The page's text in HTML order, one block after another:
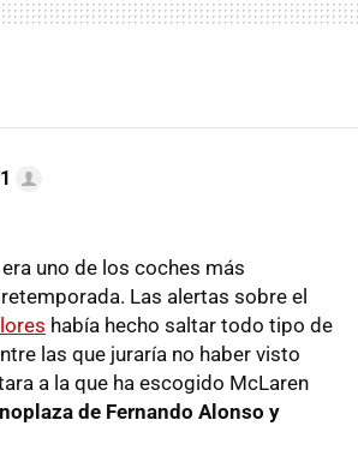
uno de los coches más
Las alertas sobre el
había hecho saltar todo tipo de
las que juraría no haber visto
a la que ha escogido McLaren
de Fernando Alonso y